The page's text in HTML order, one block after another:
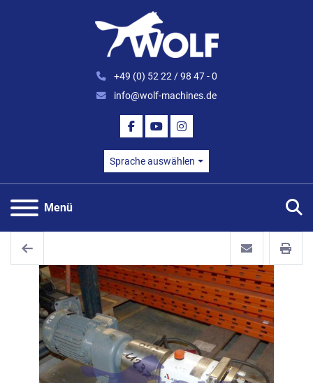
+49 (0) 52 22 / 98 47 - 0
info@wolf-machines.de
FACEBOOK
YOUTUBEINSTAGRAM
Sprache auswählen
Menü